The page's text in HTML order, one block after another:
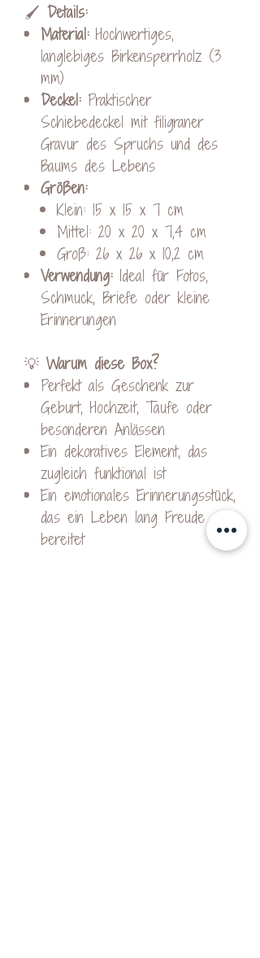
🖌️ Details:
Material:Hochwertiges,
langlebiges Birkensperrholz (3
mm)
Deckel:Praktischer
Schiebedeckel mit filigraner
Gravur des Spruchs und des
Baums des Lebens
Größen:
Klein: 15 x 15 x 7 cm
Mittel: 20 x 20 x 7,4 cm
Groß: 26 x 26 x 10,2 cm
Verwendung:Ideal für Fotos,
Schmuck, Briefe oder kleine
Erinnerungen
💡 Warum diese Box?
Perfekt als Geschenk zur
Geburt, Hochzeit, Taufe oder
besonderen Anlässen
Ein dekoratives Element, das
zugleich funktional ist
Ein emotionales Erinnerungsstück,
das ein Leben lang Freude
bereitet